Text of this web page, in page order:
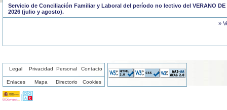
Servicio de Conciliación Familiar y Laboral del período no lectivo del VERANO DE
2026 (julio y agosto).
»
Legal Privacidad Personal Contacto
Enlaces Mapa Directorio Cookies